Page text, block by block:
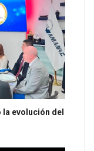
la evolución del